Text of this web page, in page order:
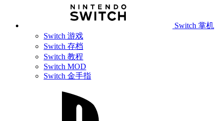
Switch 掌机
Switch 游戏
Switch 存档
Switch 教程
Switch MOD
Switch 金手指